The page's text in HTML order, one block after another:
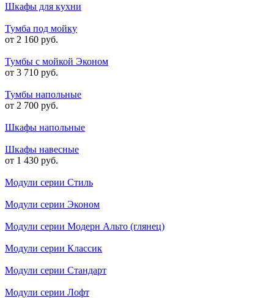
Шкафы для кухни
Тумба под мойку
от 2 160 руб.
Тумбы с мойкой Эконом
от 3 710 руб.
Тумбы напольные
от 2 700 руб.
Шкафы напольные
Шкафы навесные
от 1 430 руб.
Модули серии Стиль
Модули серии Эконом
Модули серии Модерн Альто (глянец)
Модули серии Классик
Модули серии Стандарт
Модули серии Лофт